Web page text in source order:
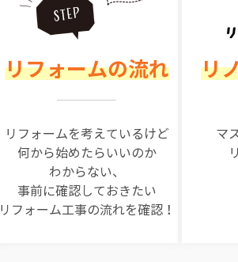
リフォームの流れ
リフォームを考えているけど
何から始めたらいいのか
わからない、
事前に確認しておきたい
リフォーム工事の流れを確認！
リ
マ